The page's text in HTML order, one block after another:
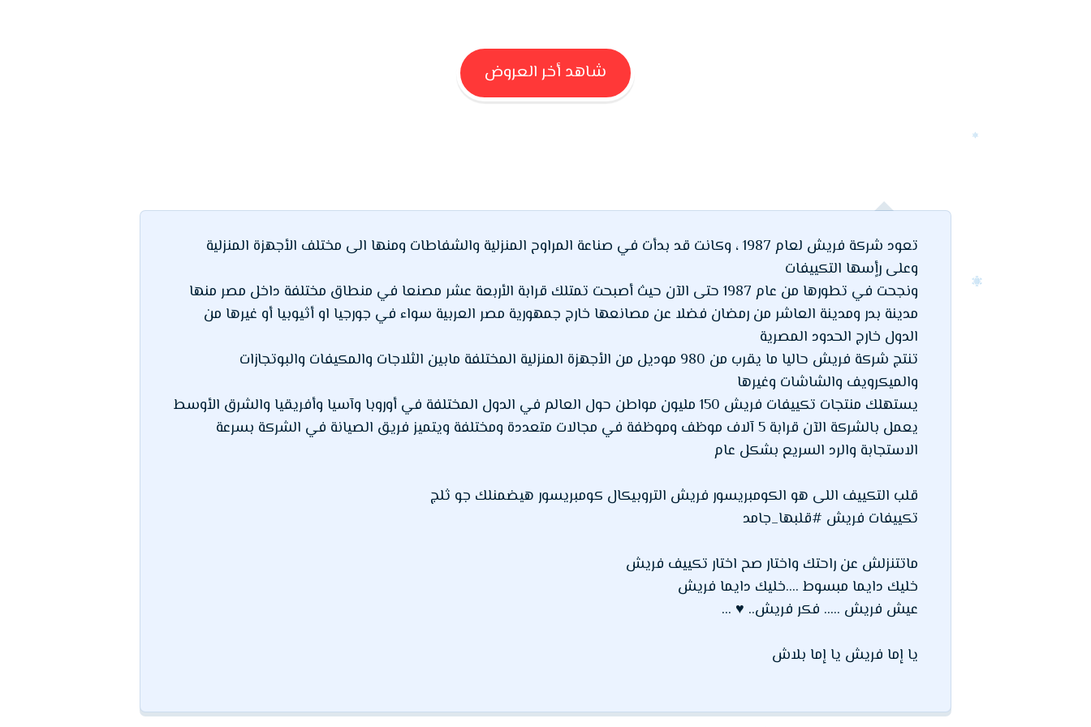
شاهد أخر العروض
تعود شركة فريش لعام 1987 ، وكانت قد بدأت في صناعة المراوح المنزلية والشفاطات ومنها الى مختلف الأجهزة المنزلية
وعلى رأٍسها التكييفات
ونجحت في تطورها من عام 1987 حتى الآن حيث أصبحت تمتلك قرابة الأربعة عشر مصنعا في منطاق مختلفة داخل مصر منها
مدينة بدر ومدينة العاشر من رمضان فضلا عن مصانعها خارج جمهورية مصر العربية سواء في جورجيا او أثيوبيا أو غيرها من
الدول خارج الحدود المصرية
تنتج شركة فريش حاليا ما يقرب من 980 موديل من الأجهزة المنزلية المختلفة مابين الثلاجات والمكيفات والبوتجازات
والميكرويف والشاشات وغيرها
يستهلك منتجات تكييفات فريش 150 مليون مواطن حول العالم في الدول المختلفة في أوروبا وآسيا وأفريقيا والشرق الأوسط
يعمل بالشركة الآن قرابة 5 آلاف موظف وموظفة في مجالات متعددة ومختلفة ويتميز فريق الصيانة في الشركة بسرعة
الاستجابة والرد السريع بشكل عام
قلب التكييف اللى هو الكومبريسور فريش التروبيكال كومبريسور هيضمنلك جو ثلج
تكييفات فريش #قلبها_جامد
ماتتنزلش عن راحتك واختار صح اختار تكييف فريش
خليك دايما مبسوط ....خليك دايما فريش
عيش فريش ..... فكر فريش.. ♥ ...
يا إما فريش يا إما بلاش